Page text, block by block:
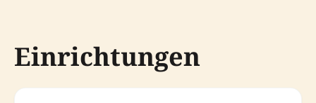
Einrichtungen